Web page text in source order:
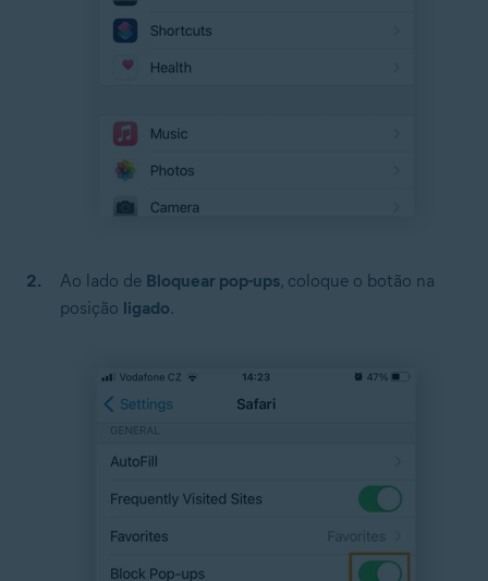
Ao lado de Bloquear pop-ups, coloque o botão na
posição ligado.